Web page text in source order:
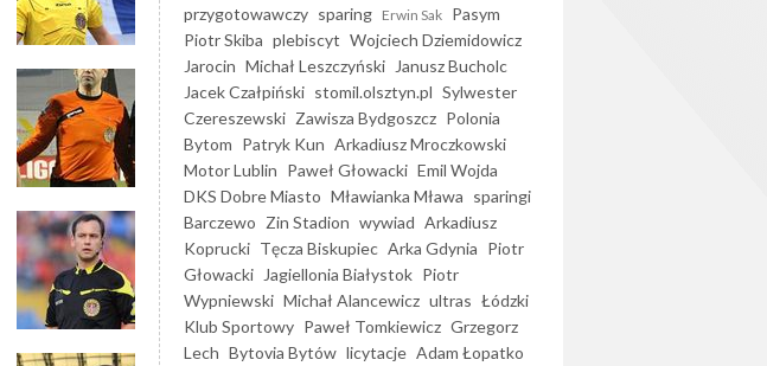
przygotowawczy sparing Erwin Sak Pasym
Piotr Skiba plebiscyt Wojciech Dziemidowicz
Jarocin Michał Leszczyński
Janusz Bucholc
Jacek Czałpiński stomil.olsztyn.pl Sylwester
Czereszewski Zawisza Bydgoszcz Polonia
Bytom Patryk Kun Arkadiusz Mroczkowski
Motor Lublin Paweł Głowacki Emil Wojda
DKS Dobre Miasto Mławianka Mława sparingi
Barczewo Zin Stadion wywiad Arkadiusz
Koprucki Tęcza Biskupiec Arka Gdynia Piotr
Głowacki
Jagiellonia Białystok Piotr
Wypniewski Michał Alancewicz ultras Łódzki
Klub Sportowy Paweł Tomkiewicz Grzegorz
Lech Bytovia Bytów licytacje Adam Łopatko